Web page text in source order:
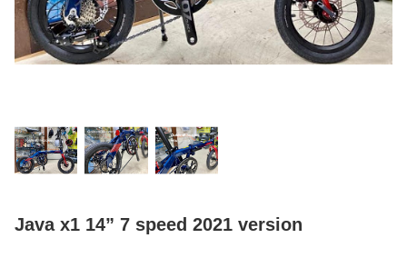
Java x1 14” 7 speed 2021 version